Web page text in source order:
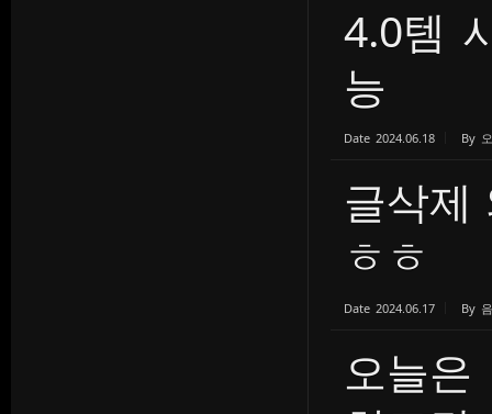
4.0템
능
Date 2024.06.18 By
글삭제
ㅎㅎ
Date 2024.06.17 By
오늘